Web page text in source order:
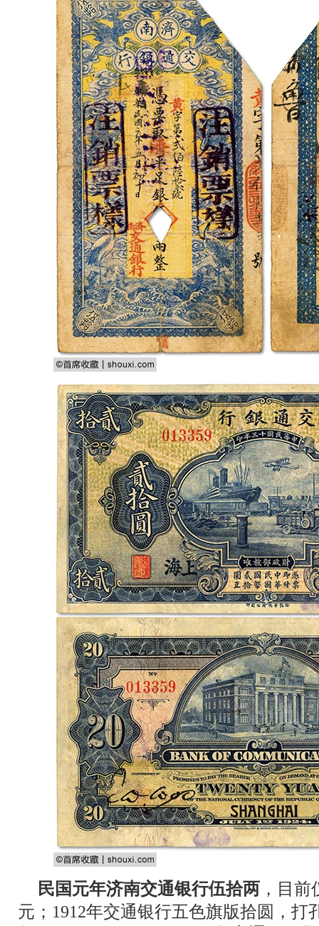
民国元年济南交通银行伍拾两 ，目
元；1912年交通银行五色旗版拾圆，打